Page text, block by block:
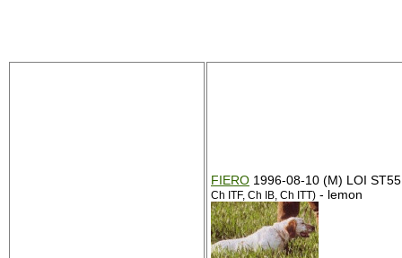
FIERO 1996-08-10 (M) LOI
Ch ITF, Ch IB, Ch ITT) - lemon